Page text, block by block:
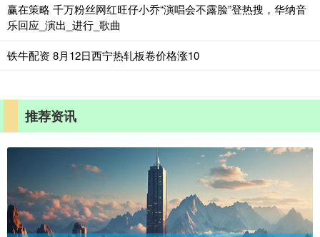
赢在策略 千万粉丝网红旺仔小乔“演唱会不露脸”登热搜，华纳音
乐回应_演出_进行_歌曲
铁牛配资 8月12日西宁热轧板卷价格涨10
推荐资讯